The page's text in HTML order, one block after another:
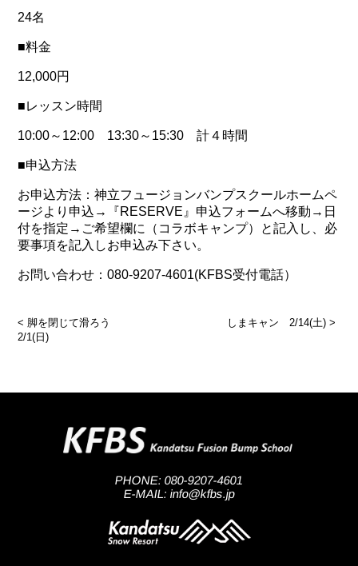
24名
■料金
12,000円
■レッスン時間
10:00～12:00 13:30～15:30 計４時間
■申込方法
お申込方法：神立フュージョンバンプスクールホームペ
ージより申込→『RESERVE』申込フォームへ移動→日
付を指定→ご希望欄に（コラボキャンプ）と記入し、必
要事項を記入しお申込み下さい。
お問い合わせ：080-9207-4601(KFBS受付電話）
< 脚を閉じて滑ろう
2/1(日)
しまキャン 2/14(土) >
PHONE: 080-9207-4601
E-MAIL: info@kfbs.jp